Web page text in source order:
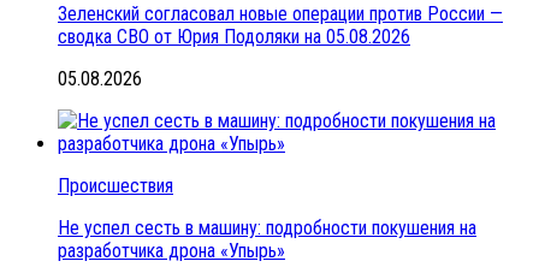
Зеленский согласовал новые операции против России —
сводка СВО от Юрия Подоляки на 05.08.2026
05.08.2026
Происшествия
Не успел сесть в машину: подробности покушения на
разработчика дрона «Упырь»